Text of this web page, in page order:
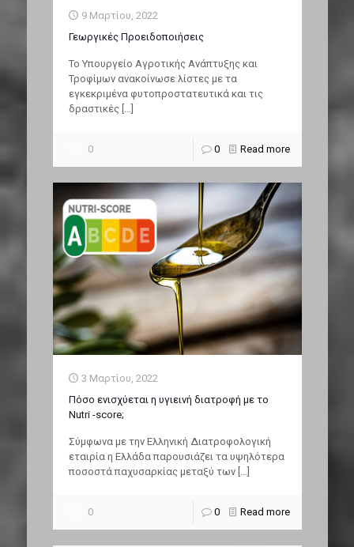
9 Μαρτίου, 2022
Γεωργικές Προειδοποιήσεις
Το Υπουργείο Αγροτικής Ανάπτυξης και
Τροφίμων ανακοίνωσε λίστες με τα
εγκεκριμένα φυτοπροστατευτικά και τις
δραστικές
0 0 Read more
3 Μαρτίου, 2022
Πόσο ενισχύεται η υγιεινή διατροφή με το
Nutri -score;
Σύμφωνα με την Ελληνική Διατροφολογική
εταιρία η Ελλάδα παρουσιάζει τα υψηλότερα
ποσοστά παχυσαρκίας μεταξύ των[…]
0 0 Read more